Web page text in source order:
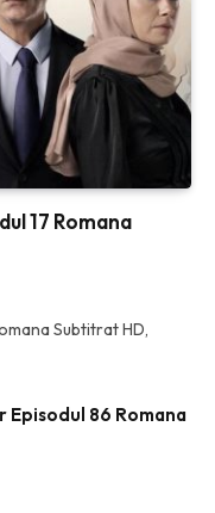
17 Romana
Subtitrat HD,
Episodul 86 Romana